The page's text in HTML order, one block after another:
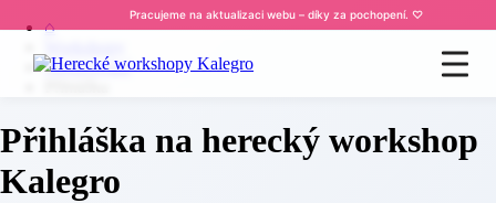
Pracujeme na aktualizaci webu – díky za pochopení. ♡
⌂
Moderování
Přihláška na herecký workshop
Kalegro